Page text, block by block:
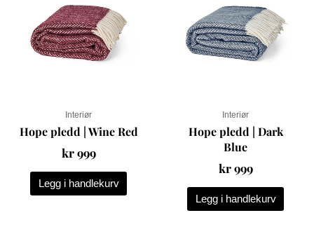
Interiør
Hope pledd | Wine Red
kr999
Legg i handlekurv
Interiør
Hope pledd | Dark
Blue
kr999
Legg i handlekurv